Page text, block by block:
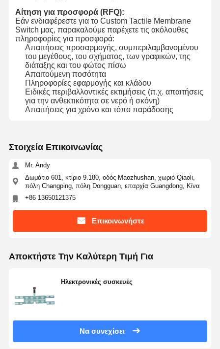
Αίτηση για προσφορά (RFQ):
Εάν ενδιαφέρεστε για το Custom Tactile Membrane
Switch μας, παρακαλούμε παρέχετε τις ακόλουθες
πληροφορίες για προσφορά:
Απαιτήσεις προσαρμογής, συμπεριλαμβανομένου
του μεγέθους, του σχήματος, των γραφικών, της
διάταξης και του φώτος πίσω
Απαιτούμενη ποσότητα
Πληροφορίες εφαρμογής και κλάδου
Ειδικές περιβαλλοντικές εκτιμήσεις (π.χ. απαιτήσεις
για την ανθεκτικότητα σε νερό ή σκόνη)
Απαιτήσεις για χρόνο και τόπο παράδοσης
Στοιχεία Επικοινωνίας
Mr. Andy
Δωμάτιο 601, κτίριο 9.180, οδός Maozhushan, χωριό Qiaoli,
πόλη Changping, πόλη Dongguan, επαρχία Guangdong, Κίνα
+86 13650121375
Επικοινωνήστε
Αποκτήστε Την Καλύτερη Τιμή Για
Ηλεκτρονικές συσκευές
Να συνεχίσει